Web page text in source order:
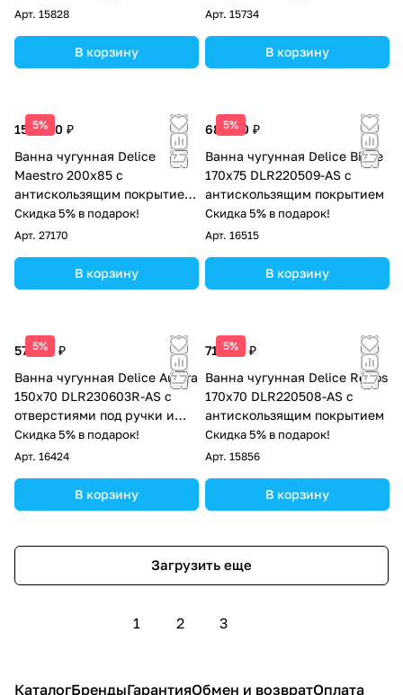
Арт. 15828
В корзину
покрытием
Арт. 15734
В корзину
5%
152 000 ₽
Ванна чугунная Delice
Maestro 200х85 с
антискользящим покрытием
DLR230646-AS
Скидка 5% в подарок!
Арт. 27170
В корзину
5%
68 000 ₽
Ванна чугунная Delice Biove
170х75 DLR220509-AS с
антискользящим покрытием
Скидка 5% в подарок!
Арт. 16515
В корзину
5%
57 500 ₽
Ванна чугунная Delice Aurora
150х70 DLR230603R-AS с
отверстиями под ручки и
антискользящим покрытием
Скидка 5% в подарок!
Арт. 16424
В корзину
5%
71 000 ₽
Ванна чугунная Delice Repos
170х70 DLR220508-AS с
антискользящим покрытием
Скидка 5% в подарок!
Арт. 15856
В корзину
Загрузить еще
1 2 3
КаталогБрендыГарантияОбмен и возвратОплата